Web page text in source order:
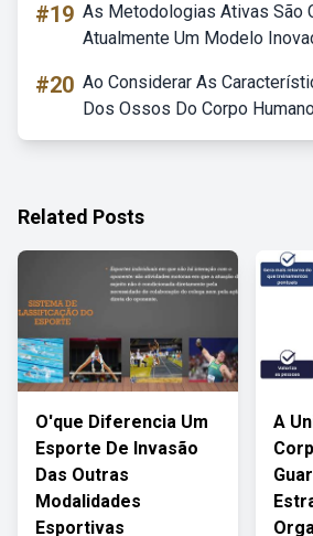
#19 As Metodologias Ativas São
Atualmente Um Modelo
#20 Ao Considerar As
Dos Ossos Do Corpo
Related Posts
O'que Diferencia Um
Esporte De Invasão
Das Outras
Modalidades
Esportivas
A